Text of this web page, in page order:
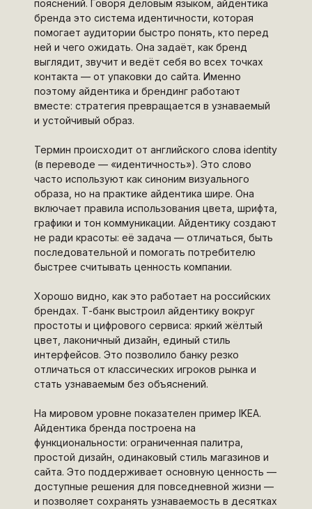
пояснений. Говоря деловым языком, айдентика
бренда это система идентичности, которая
помогает аудитории быстро понять, кто перед
ней и чего ожидать. Она задаёт, как бренд
выглядит, звучит и ведёт себя во всех точках
контакта — от упаковки до сайта. Именно
поэтому айдентика и брендинг работают
вместе: стратегия превращается в узнаваемый
и устойчивый образ.
Термин происходит от английского слова identity
(в переводе — «идентичность»). Это слово
часто используют как синоним визуального
образа, но на практике айдентика шире. Она
включает правила использования цвета, шрифта,
графики и тон коммуникации. Айдентику создают
не ради красоты: её задача — отличаться, быть
последовательной и помогать потребителю
быстрее считывать ценность компании.
Хорошо видно, как это работает на российских
брендах. Т-банк выстроил айдентику вокруг
простоты и цифрового сервиса: яркий жёлтый
цвет, лаконичный дизайн, единый стиль
интерфейсов. Это позволило банку резко
отличаться от классических игроков рынка и
стать узнаваемым без объяснений.
На мировом уровне показателен пример IKEA.
Айдентика бренда построена на
функциональности: ограниченная палитра,
простой дизайн, одинаковый стиль магазинов и
сайта. Это поддерживает основную ценность —
доступные решения для повседневной жизни —
и позволяет сохранять узнаваемость в десятках